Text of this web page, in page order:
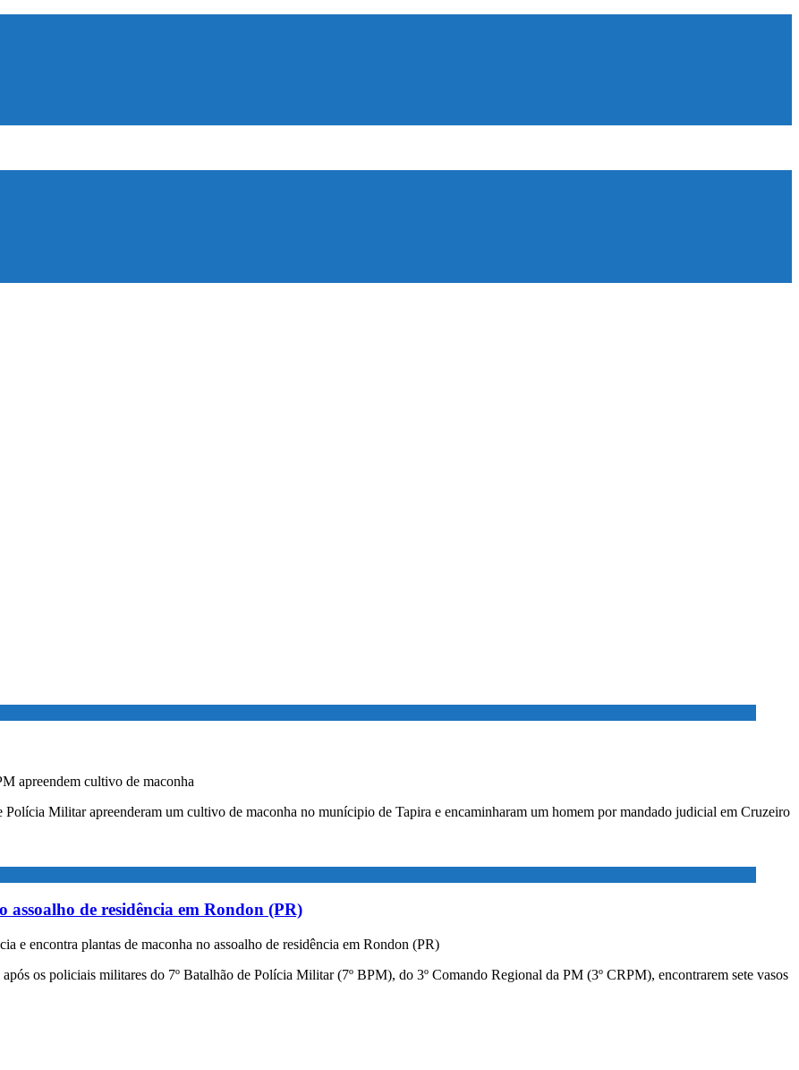
apreendem cultivo de maconha
Militar apreenderam um cultivo de maconha no munícipio de Tapira e encaminharam um homem por mandado judicial em Cruzeiro
assoalho de residência em Rondon (PR)
e encontra plantas de maconha no assoalho de residência em Rondon (PR)
os policiais militares do 7º Batalhão de Polícia Militar (7º BPM), do 3º Comando Regional da PM (3º CRPM), encontrarem sete vasos